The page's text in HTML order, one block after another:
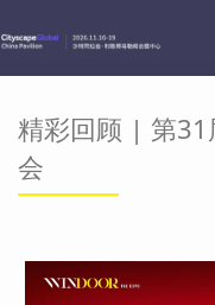
精彩回顾 | 第31
会